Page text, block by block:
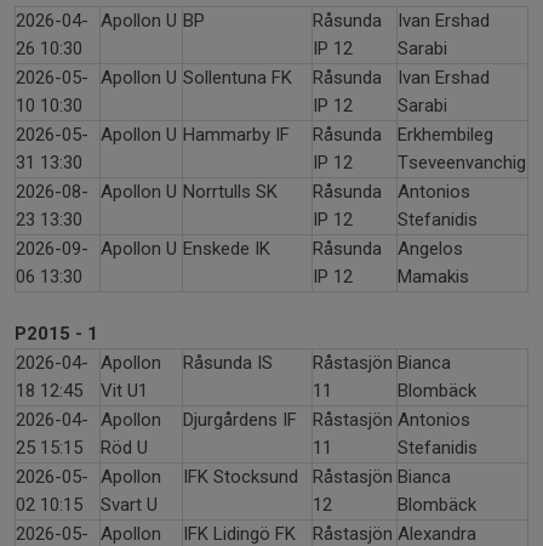
2026-04-
26 10:30
Apollon U BP
Råsunda
IP 12
Ivan Ershad
Sarabi
2026-05-
10 10:30
Apollon U Sollentuna FK
Råsunda
IP 12
Ivan Ershad
Sarabi
2026-05-
31 13:30
Apollon U Hammarby IF
Råsunda
IP 12
Erkhembileg
Tseveenvanchig
2026-08-
23 13:30
Apollon U Norrtulls SK
Råsunda
IP 12
Antonios
Stefanidis
2026-09-
06 13:30
Apollon U Enskede IK
Råsunda
IP 12
Angelos
Mamakis
P2015 - 1
2026-04-
18 12:45
Apollon
Vit U1
Råsunda IS
Råstasjön
11
Bianca
Blombäck
2026-04-
25 15:15
Apollon
Röd U
Djurgårdens IF
Råstasjön
11
Antonios
Stefanidis
2026-05-
02 10:15
Apollon
Svart U
IFK Stocksund
Råstasjön
12
Bianca
Blombäck
2026-05-
Apollon
IFK Lidingö FK
Råstasjön Alexandra